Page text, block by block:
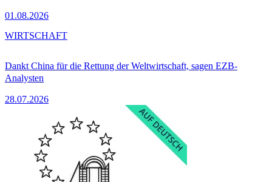
01.08.2026
Dankt China für die Rettung der Weltwirtschaft, sagen EZB-
Analysten
28.07.2026
WIRTSCHAFT